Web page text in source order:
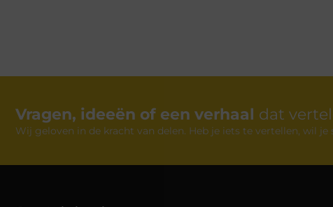
Vragen, ideeën of een verhaal dat
Wij geloven in de kracht van delen. Heb je iets te vertellen, wil